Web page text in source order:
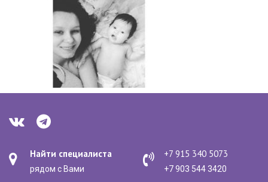
+7 915 340 5073
+7 903 544 3420
Найти специалиста
рядом с Вами